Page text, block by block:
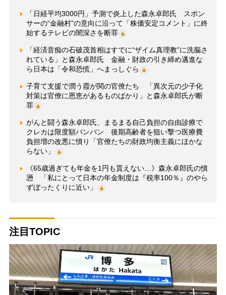
「日経平均3000円」予測で炎上した森永卓郎氏 スポン
サーの“金融村”の意向に沿って「株価安定コメント」に終
始するテレビの闇深さを断罪
「経済音痴の石破茂首相はすでに“ザイム真理教”に洗脳さ
れている」と森永卓郎氏 金融・財政の引き締め邁進な
ら日本は「令和恐慌」へまっしぐら
子育て支援で潤う霞が関の官僚たち 「異次元の少子化
対策は官僚に恩恵があるものばかり」と森永卓郎氏が断
罪
がんと闘う森永卓郎氏、まるまる自己負担の自由診療で
クレカは限度額パンパン 後期高齢者を狙い撃つ医療費
負担増の改悪に憤り「官僚たちの財政均衡主義にほかな
らない」
《65歳過ぎても年金を1円も貰えない…》森永卓郎氏の憤
懣 「私にとって日本の年金制度は『税率100％』のやら
ずぼったくりに近い」
注目TOPIC